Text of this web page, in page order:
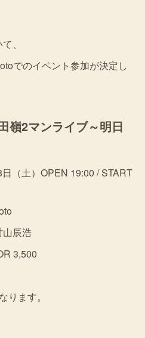
、
でのイベント参加が決定し
嶺2マンライブ～明日
（土）OPEN 19:00 / START
山辰浩
3,500
ります。